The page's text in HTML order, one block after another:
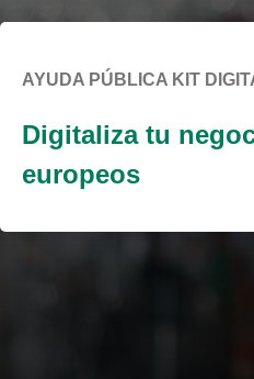
AYUDA PÚBLICA KIT
Digitaliza tu
europeos